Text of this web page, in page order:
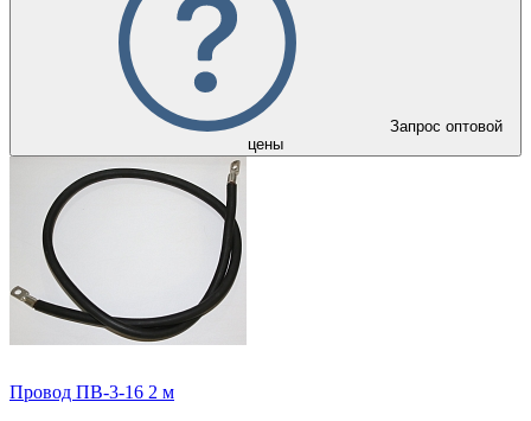
Запрос оптовой
цены
Провод ПВ-3-16 2 м